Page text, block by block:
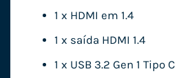
1 x HDMI em 1.4
1 x saída HDMI 1.4
1 x USB 3.2 Gen 1 Tipo C